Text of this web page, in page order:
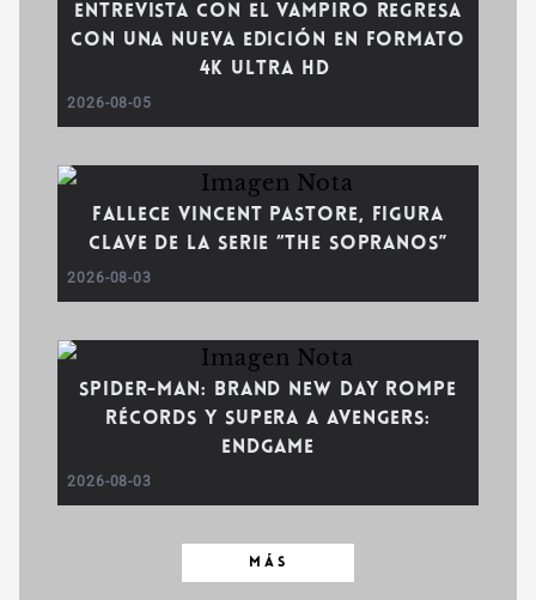
Entrevista con el vampiro regresa
con una nueva edición en formato
4K Ultra HD
2026-08-05
Fallece Vincent Pastore, figura
clave de la serie “The Sopranos”
2026-08-03
Spider-Man: Brand New Day rompe
récords y supera a Avengers:
Endgame
2026-08-03
MÁS